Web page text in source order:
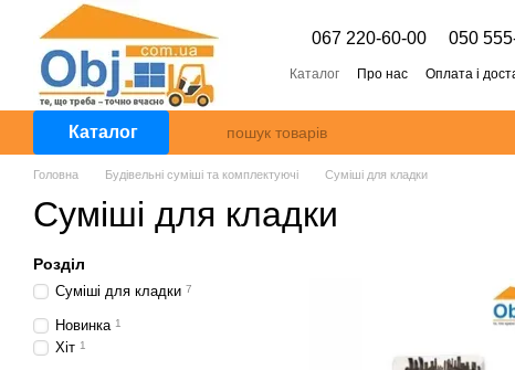
Перейти к основному контенту
067 220-60-00 050
Каталог Про нас Оплата і
Каталог
Головна Будівельні суміші та комплектуючі Суміші для кладки
Суміші для кладки
Розділ
Суміші для кладки 7
Новинка 1
Хіт 1